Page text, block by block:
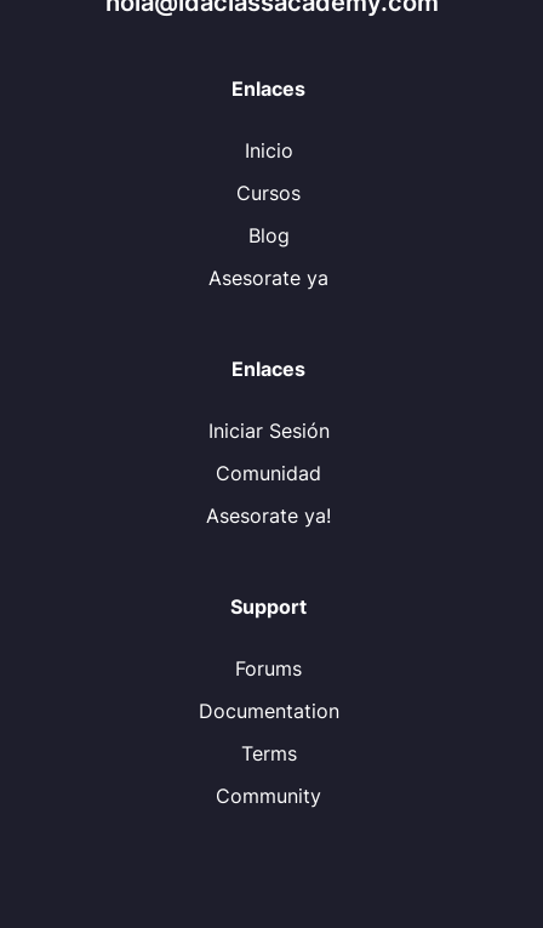
Enlaces
Inicio
Cursos
Blog
Asesorate ya
Enlaces
Iniciar Sesión
Comunidad
Asesorate ya!
Support
Forums
Documentation
Terms
Community